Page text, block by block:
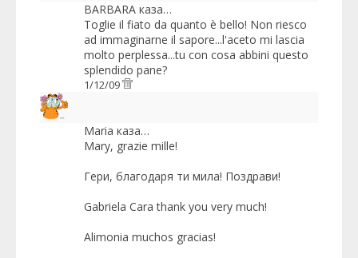
BARBARA каза…
Toglie il fiato da quanto è bello! Non riesco
ad immaginarne il sapore...l'aceto mi lascia
molto perplessa...tu con cosa abbini questo
splendido pane?
1/12/09
Maria каза…
Mary, grazie mille!
Гери, благодаря ти мила! Поздрави!
Gabriela Cara thank you very much!
Alimonia muchos gracias!